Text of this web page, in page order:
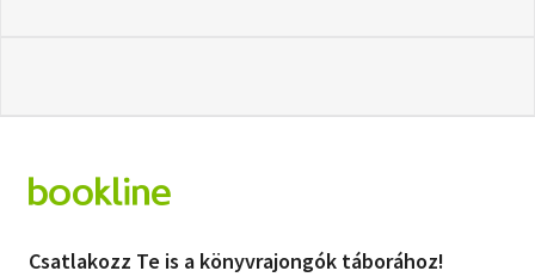
Csatlakozz Te is a könyvrajongók táborához!